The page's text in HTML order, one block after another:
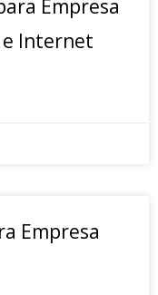
Empresa
e Internet
Empresa